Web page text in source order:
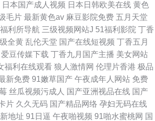
日本国产成人视频 日本日韩欧美在线 黄色
毛片 最新黄色av 麻豆影院免费 五月天堂
福利所导航 三级视频网站J 51福利影院 丁香
全黄 乱伦天堂 国产在线短视频 丁香五月
爱豆传媒下载 丁香九月国产主播 美女网站
福利在线观看 狼人激情网 伦理片香港 极品
新免费 91嫩草国产 午夜成年人网站 免费
丝瓜视频污成人 国产亚洲视品在线 国产
片 久久无码 国产精品网络 孕妇无码在线
地址 91日逼 午夜啪视频 91啪水蜜桃网 国